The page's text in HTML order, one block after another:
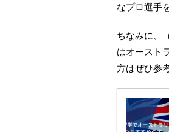
なプロ選手
ちなみに、
はオースト
方はぜひ参